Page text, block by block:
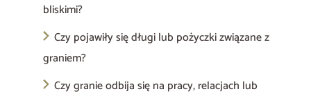
bliskimi?
Czy pojawiły się długi lub pożyczki związane z
graniem?
Czy granie odbija się na pracy, relacjach lub